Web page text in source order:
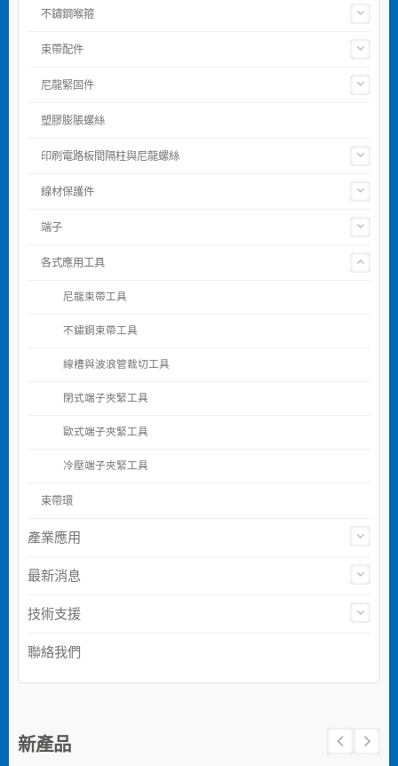
不鏽鋼喉箍
束帶配件
尼龍緊固件
塑膠膨脹螺絲
印刷電路板間隔柱與尼龍螺絲
線材保護件
端子
各式應用工具
尼龍束帶工具
不鏽鋼束帶工具
線槽與波浪管裁切工具
閉式端子夾緊工具
歐式端子夾緊工具
冷壓端子夾緊工具
束帶環
產業應用
最新消息
技術支援
聯絡我們
新產品